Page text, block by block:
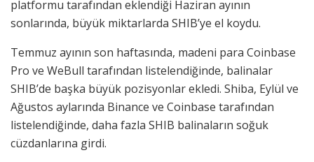
platformu tarafından eklendiği Haziran ayının
sonlarında, büyük miktarlarda SHIB’ye el koydu.
Temmuz ayının son haftasında, madeni para Coinbase
Pro ve WeBull tarafından listelendiğinde, balinalar
SHIB’de başka büyük pozisyonlar ekledi. Shiba, Eylül ve
Ağustos aylarında Binance ve Coinbase tarafından
listelendiğinde, daha fazla SHIB balinaların soğuk
cüzdanlarına girdi.